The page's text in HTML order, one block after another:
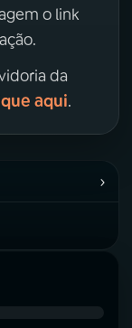
o link
da
aqui.
›